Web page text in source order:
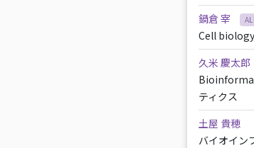
鍋倉 宰
Cell
久米 慶太郎
ティクス
土屋 貴穂
バイオイン